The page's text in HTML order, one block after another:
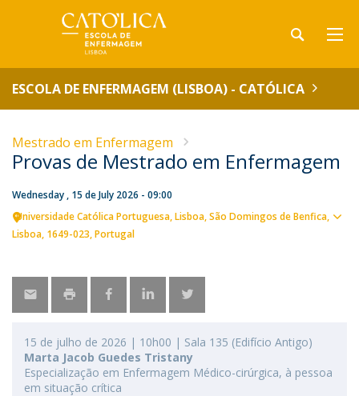
ESCOLA DE ENFERMAGEM (LISBOA) - CATÓLICA
Mestrado em Enfermagem
Provas de Mestrado em Enfermagem
Wednesday , 15 de July 2026 - 09:00
Universidade Católica Portuguesa Lisboa São Domingos de Benfica,
Lisboa 1649-023 Portugal
15 de julho de 2026 | 10h00 | Sala 135 (Edifício Antigo)
Marta Jacob Guedes Tristany
Especialização em Enfermagem Médico-cirúrgica, à pessoa
em situação crítica